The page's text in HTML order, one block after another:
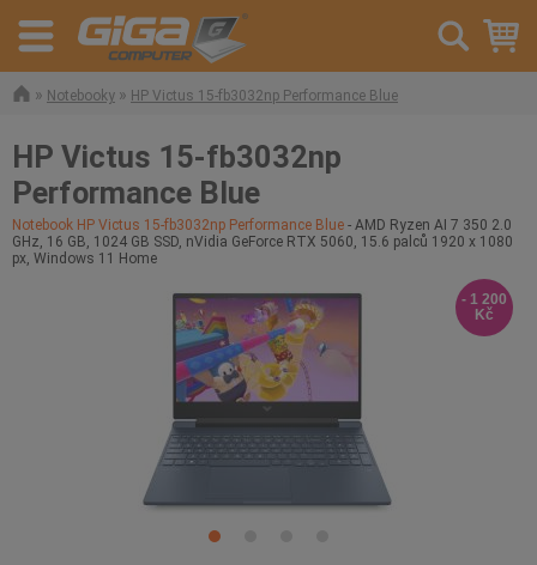
» Notebooky » HP Victus 15-fb3032np Performance Blue
HP Victus 15-fb3032np
Performance Blue
Notebook HP Victus 15-fb3032np Performance Blue - AMD Ryzen AI 7 350 2.0
GHz, 16 GB, 1024 GB SSD, nVidia GeForce RTX 5060, 15.6 palců 1920 x 1080
px, Windows 11 Home
- 1 200
Kč